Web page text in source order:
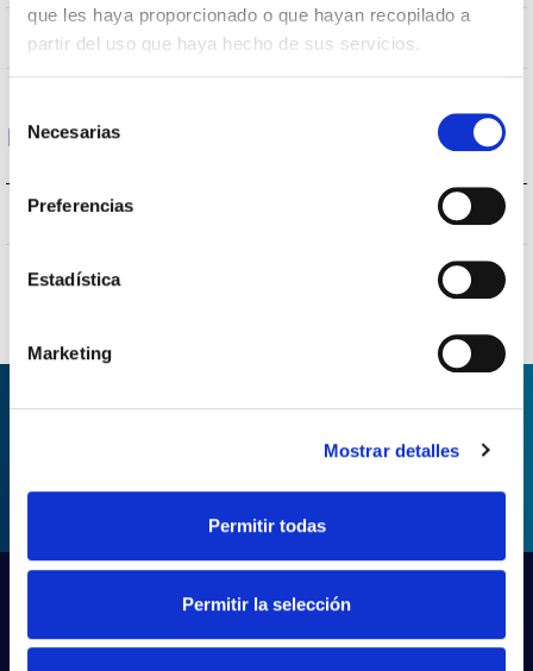
que les haya proporcionado o que hayan recopilado a
partir del uso que haya hecho de sus servicios.
Necesarias
Preferencias
Estadística
Marketing
Mostrar detalles
Permitir todas
Permitir la selección
Empalmable NON
Protections
Protection surfaces NON